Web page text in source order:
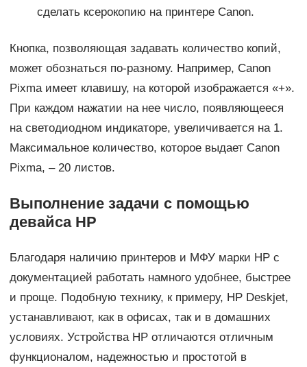
сделать ксерокопию на принтере Canon.
Кнопка, позволяющая задавать количество копий,
может обознаться по-разному. Например, Canon
Pixma имеет клавишу, на которой изображается «+».
При каждом нажатии на нее число, появляющееся
на светодиодном индикаторе, увеличивается на 1.
Максимальное количество, которое выдает Canon
Pixma, – 20 листов.
Выполнение задачи с помощью
девайса HP
Благодаря наличию принтеров и МФУ марки HP с
документацией работать намного удобнее, быстрее
и проще. Подобную технику, к примеру, HP Deskjet,
устанавливают, как в офисах, так и в домашних
условиях. Устройства HP отличаются отличным
функционалом, надежностью и простотой в